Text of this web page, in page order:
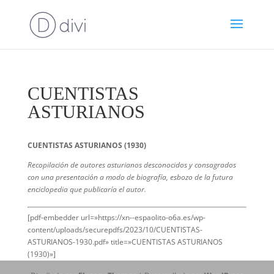
CUENTISTAS
ASTURIANOS
CUENTISTAS ASTURIANOS (1930)
Recopilación de autores asturianos desconocidos y consagrados
con una presentación a modo de biografía, esbozo de la futura
enciclopedia que publicaría el autor.
[pdf-embedder url=»https://xn--espaolito-o6a.es/wp-
content/uploads/securepdfs/2023/10/CUENTISTAS-
ASTURIANOS-1930.pdf» title=»CUENTISTAS ASTURIANOS
(1930)»]